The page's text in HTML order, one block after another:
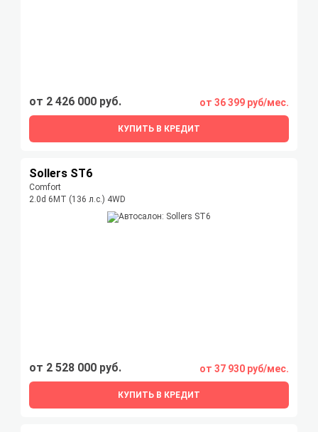
от 2 426 000 руб. от 36 399 руб/мес.
КУПИТЬ В КРЕДИТ
Sollers ST6
Comfort
2.0d 6MT (136 л.с.) 4WD
от 2 528 000 руб. от 37 930 руб/мес.
КУПИТЬ В КРЕДИТ